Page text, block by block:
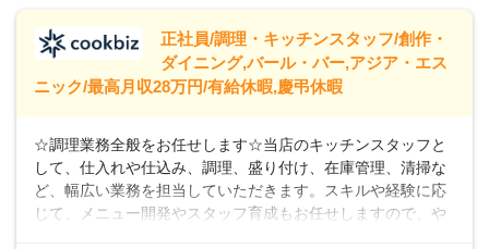
例＞300万円~420万円 （賞与年3回を含む）
＞＞＞パートスタッフも同時募集中！時給
正社員/調理・キッチンスタッフ/創作・
ダイニング,バール・バー,アジア・エス
ニック/最高月収28万円/有給休暇,慶弔休暇
☆調理業務全般をお任せします☆当店のキッチンスタッフと
して、仕入れや仕込み、調理、盛り付け、在庫管理、清掃な
ど、幅広い業務を担当していただきます。スキルや経験に応
じて、メニュー開発やスタッフ育成もお任せしますので、や